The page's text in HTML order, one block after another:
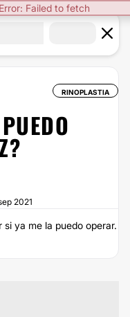
RINOPLASTIA
2021
ya me la puedo operar.